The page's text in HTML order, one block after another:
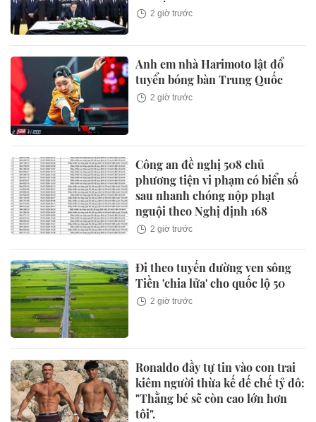
2 giờ trước
Anh em nhà Harimoto lật đổ
tuyển bóng bàn Trung Quốc
2 giờ trước
Công an đề nghị 508 chủ
phương tiện vi phạm có biển số
sau nhanh chóng nộp phạt
nguội theo Nghị định 168
2 giờ trước
Đi theo tuyến đường ven sông
Tiền 'chia lửa' cho quốc lộ 50
2 giờ trước
Ronaldo đầy tự tin vào con trai
kiêm người thừa kế đế chế tỷ đô:
"Thằng bé sẽ còn cao lớn hơn
tôi".